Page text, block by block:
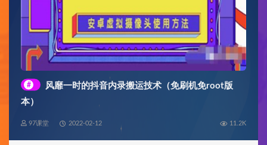
#
风靡一时的抖音内录搬运技术（免刷机免root版
本）
97课堂 2022-02-12 11.2K